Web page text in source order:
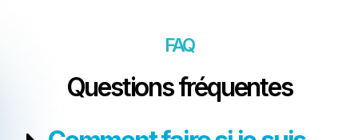
FAQ
Questions fréquentes